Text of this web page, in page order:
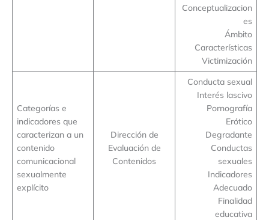
Conceptualizacion
es
Ámbito
Características
Victimización
Categorías e
indicadores que
caracterizan a un
contenido
comunicacional
sexualmente
explícito
Dirección de
Evaluación de
Contenidos
Conducta sexual
Interés lascivo
Pornografía
Erótico
Degradante
Conductas
sexuales
Indicadores
Adecuado
Finalidad
educativa